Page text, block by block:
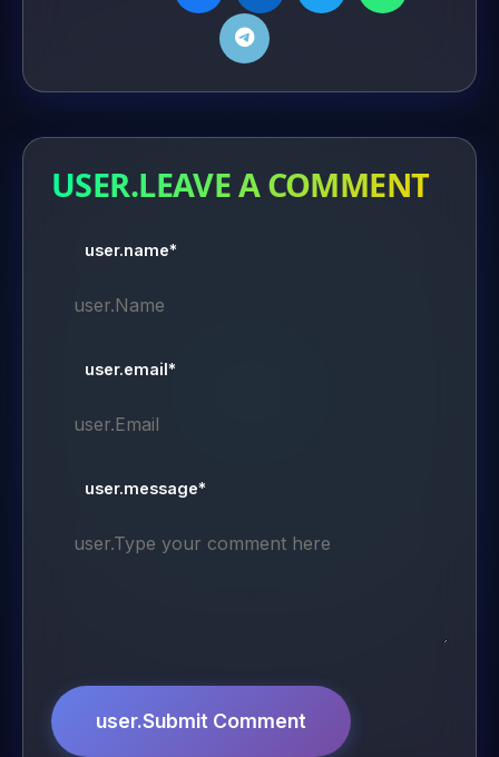
USER.LEAVE A COMMENT
user.name*
user.email*
user.message*
user.Submit Comment